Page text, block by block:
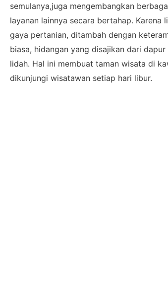
semulanya,juga mengembangkan
layanan lainnya secara bertahap. Karena
gaya pertanian, ditambah dengan
biasa, hidangan yang disajikan dari
lidah. Hal ini membuat taman wisata di
dikunjungi wisatawan setiap hari libur.